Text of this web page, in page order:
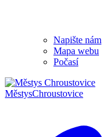
Napište nám
Mapa webu
Počasí
MěstysChroustovice